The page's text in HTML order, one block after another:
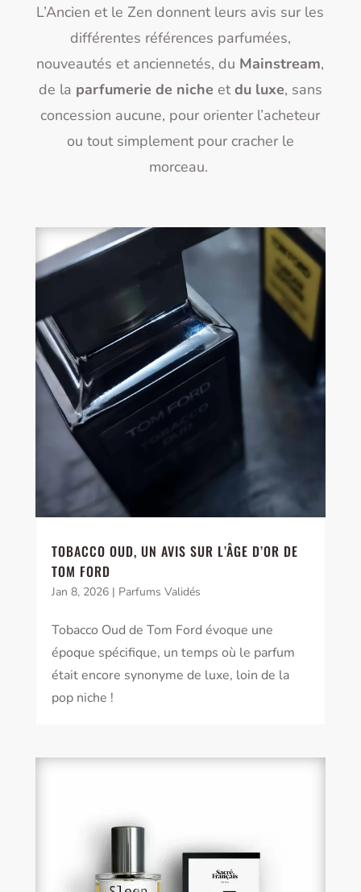
L’Ancien et le Zen donnent leurs avis sur les
différentes références parfumées,
nouveautés et anciennetés, du Mainstream,
de la parfumerie de niche etdu luxe, sans
concession aucune, pour orienter l’acheteur
ou tout simplement pour cracher le
morceau.
TOBACCO OUD, UN AVIS SUR L’ÂGE D’OR DE
TOM FORD
Jan 8, 2026| Parfums Validés
Tobacco Oud de Tom Ford évoque une
époque spécifique, un temps où le parfum
était encore synonyme de luxe, loin de la
pop niche !